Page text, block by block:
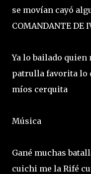
se movían cayó
COMANDANTE DE
Ya lo bailado quien
patrulla favorita lo
míos cerquita
Música
Gané muchas
cuichi me la Rifé